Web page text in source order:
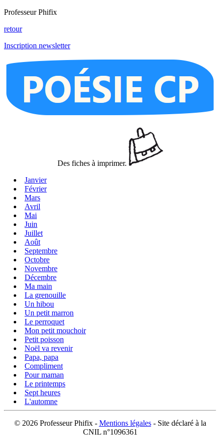
Professeur Phifix
retour
Inscription newsletter
Des fiches à imprimer.
Janvier
Février
Mars
Avril
Mai
Juin
Juillet
Août
Septembre
Octobre
Novembre
Décembre
Ma main
La grenouille
Un hibou
Un petit marron
Le perroquet
Mon petit mouchoir
Petit poisson
Noël va revenir
Papa, papa
Compliment
Pour maman
Le printemps
Sept heures
L'automne
© 2026 Professeur Phifix - Mentions légales- Site déclaré à la
CNIL n°1096361